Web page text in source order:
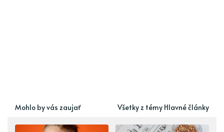
Mohlo by vás zaujať Všetky z témy Hlavné články